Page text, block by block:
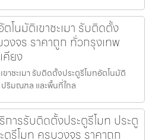
โนมัติเขาชะเมา รับติดตั้ง
งจร ราคาถูก ทั่วกรุงเทพ
ยง
าชะเมา รับติดตั้งประตูรีโมทอัตโนมัติ
ริมณฑล และพื้นที่ใกล
ารรับติดตั้งประตูรีโมท ประตู
รีโมท ครบวงจร ราคาถูก